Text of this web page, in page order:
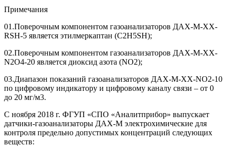
Примечания
01.Поверочным компонентом газоанализаторов ДАХ-М-ХХ-
RSH-5 является этилмеркаптан (C2H5SH);
02.Поверочным компонентом газоанализаторов ДАХ-М-ХХ-
N2O4-20 является диоксид азота (NO2);
03.Диапазон показаний газоанализаторов ДАХ-М-ХХ-NO2-10
по цифровому индикатору и цифровому каналу связи – от 0
до 20 мг/м3.
С ноября 2018 г. ФГУП «СПО «Аналитприбор» выпускает
датчики-газоанализаторы ДАХ-М электрохимические для
контроля предельно допустимых концентраций следующих
веществ: